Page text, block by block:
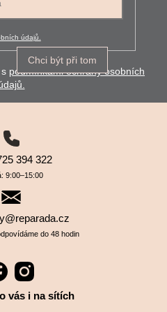
údajů.
Chci být při tom
podmínkami ochrany osobních
394 322
9:00–⁠⁠⁠⁠⁠⁠15:00
do 48 hodin
vás i na sítích